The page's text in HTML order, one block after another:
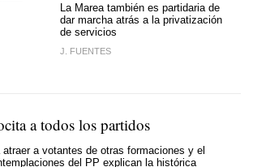
La Marea también es partidaria de
dar marcha atrás a la privatización
de servicios
J. FUENTES
a todos los partidos
atraer a votantes de otras formaciones y el
del PP explican la histórica